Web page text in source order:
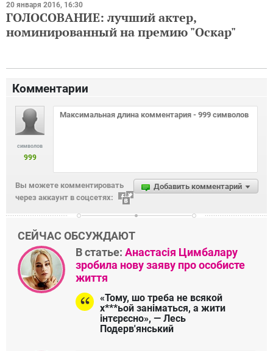
20 января 2016, 16:30
ГОЛОСОВАНИЕ: лучший актер,
номинированный на премию "Оскар"
Комментарии
символов
999
Добавить комментарий
Вы можете комментировать
через аккаунт в соцсетях:
СЕЙЧАС ОБСУЖДАЮТ
В статье: Анастасія Цимбалару
зробила нову заяву про особисте
життя
«Тому, шо треба не всякой
х***ьой заніматься, а жити
інтєрєсно», — Лесь
Подерв'янський